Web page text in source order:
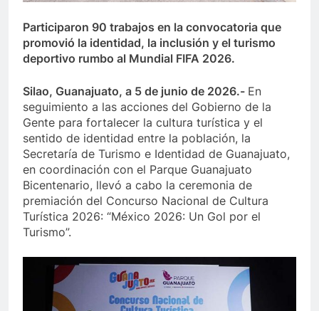
Participaron 90 trabajos en la convocatoria que
promovió la identidad, la inclusión y el turismo
deportivo rumbo al Mundial FIFA 2026.
Silao, Guanajuato, a 5 de junio de 2026.- En
seguimiento a las acciones del Gobierno de la
Gente para fortalecer la cultura turística y el
sentido de identidad entre la población, la
Secretaría de Turismo e Identidad de Guanajuato,
en coordinación con el Parque Guanajuato
Bicentenario, llevó a cabo la ceremonia de
premiación del Concurso Nacional de Cultura
Turística 2026: “México 2026: Un Gol por el
Turismo”.